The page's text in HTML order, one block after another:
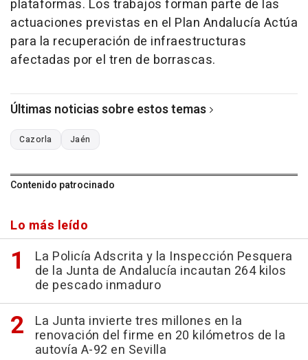
plataformas. Los trabajos forman parte de las
actuaciones previstas en el Plan Andalucía Actúa
para la recuperación de infraestructuras
afectadas por el tren de borrascas.
Últimas noticias sobre estos temas
Cazorla Jaén
Contenido patrocinado
Lo más leído
La Policía Adscrita y la Inspección Pesquera
de la Junta de Andalucía incautan 264 kilos
de pescado inmaduro
La Junta invierte tres millones en la
renovación del firme en 20 kilómetros de la
autovía A-92 en Sevilla